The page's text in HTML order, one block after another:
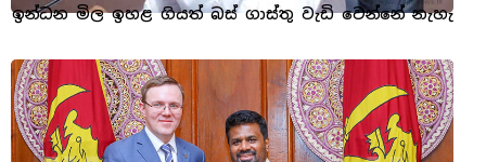
ඉන්ධන මිල ඉහළ ගියත් බස් ගාස්තු වැඩි වෙන්නේ නැහැ